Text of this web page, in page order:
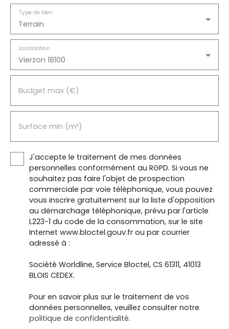
Terrain
Type de bien
Vierzon 18100
Localisation
Budget max (€)
Surface min (m²)
J'accepte le traitement de mes données
personnelles conformément au RGPD. Si vous ne
souhaitez pas faire l'objet de prospection
commerciale par voie téléphonique, vous pouvez
vous inscrire gratuitement sur la liste d'opposition
au démarchage téléphonique, prévu par l'article
L223-1 du code de la consommation, sur le site
Internet www.bloctel.gouv.fr ou par courrier
adressé à :
Société Worldline, Service Bloctel, CS 61311, 41013
BLOIS CEDEX.
Pour en savoir plus sur le traitement de vos
données personnelles, veuillez consulter notre
politique de confidentialité.